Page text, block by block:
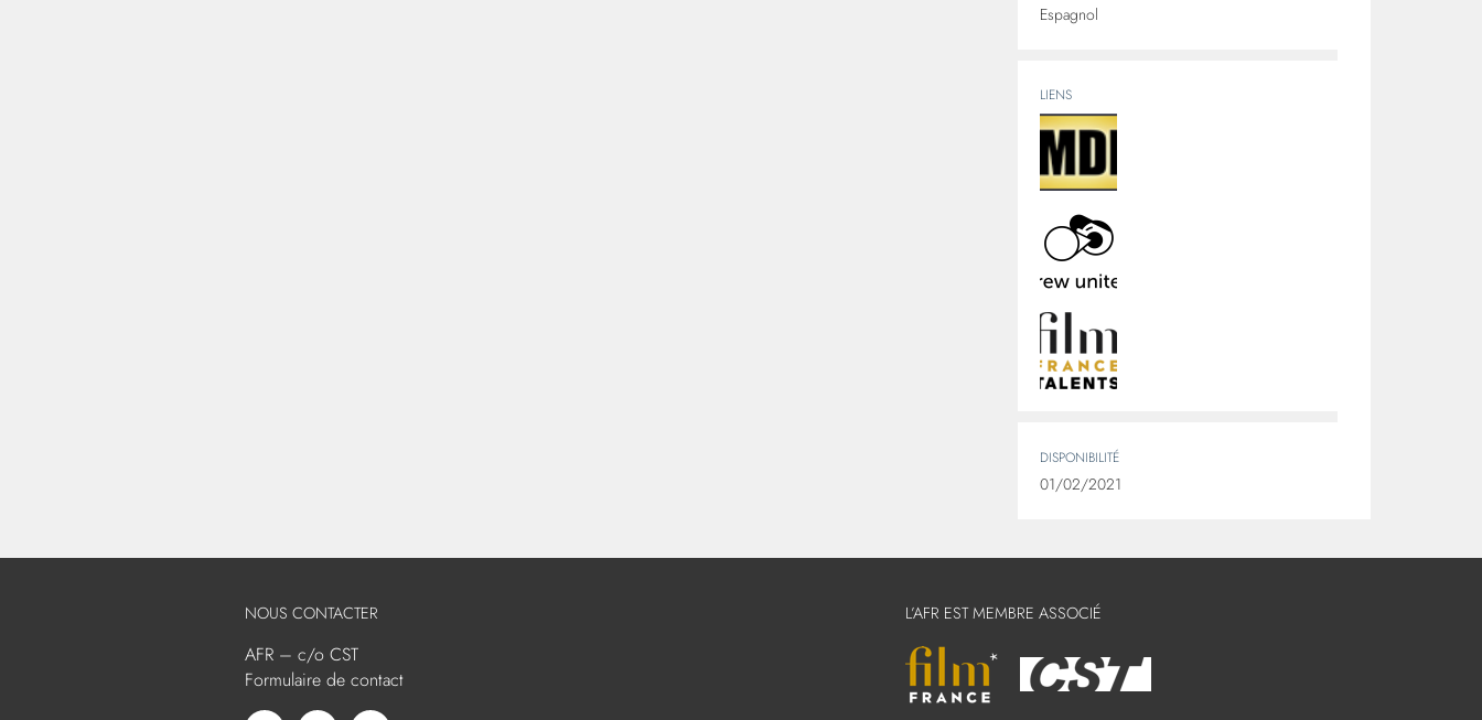
Espagnol
LIENS
DISPONIBILITÉ
01/02/2021
NOUS CONTACTER
AFR – c/o CST
Formulaire de contact
L’AFR EST MEMBRE ASSOCIÉ